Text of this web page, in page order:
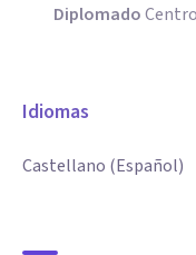
Diplomado
Idiomas
Castellano (Español)